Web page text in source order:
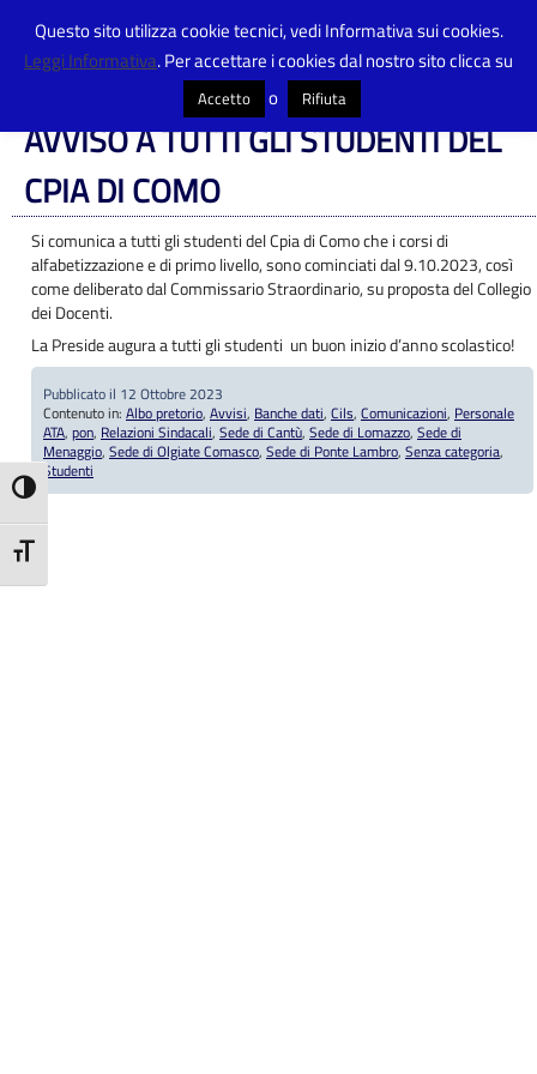
Attiva/disattiva alto contrasto
Attiva/disattiva dimensione testo
Centro Provinciale Istruzione Adulti>Articoli>Albo pretorio>AVVISO A
TUTTI GLI STUDENTI DEL CPIA DI COMO
AVVISO A TUTTI GLI STUDENTI DEL
CPIA DI COMO
Si comunica a tutti gli studenti del Cpia di Como che i corsi di
alfabetizzazione e di primo livello, sono cominciati dal 9.10.2023, così
come deliberato dal Commissario Straordinario, su proposta del Collegio
dei Docenti.
La Preside augura a tutti gli studenti un buon inizio d’anno scolastico!
Pubblicato il 12 Ottobre 2023
Contenuto in: Albo pretorio, Avvisi, Banche dati, Cils, Comunicazioni, Personale
ATA, pon, Relazioni Sindacali, Sede di Cantù, Sede di Lomazzo, Sede di
Menaggio, Sede di Olgiate Comasco, Sede di Ponte Lambro, Senza categoria,
Studenti
Questo sito utilizza cookie tecnici, vedi Informativa sui cookies.
Leggi Informativa. Per accettare i cookies dal nostro sito clicca su
Accetto o Rifiuta